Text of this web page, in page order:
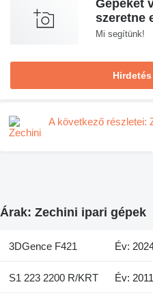
Gépeket
szeretne
Mi segítünk!
A következő részletei:
Árak: Zechini ipari gépek
3DGence F421 Év:
S1 223 2200 R/KRT Év: 2011